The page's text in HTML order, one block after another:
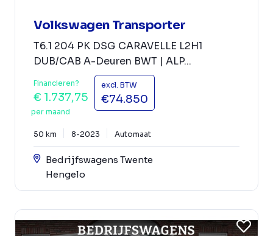
Volkswagen Transporter
T6.1 204 PK DSG CARAVELLE L2H1
DUB/CAB A-Deuren BWT | ALP...
Financieren?
€ 1.737,75
per maand
excl. BTW
€74.850
50 km 8-2023 Automaat
Bedrijfswagens Twente
Hengelo